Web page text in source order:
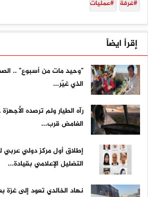
#غرفة #عمليات
إقرأ ايضاً
"وحيد مات من أسبوع" ..
الذي غيّر...
رآه الطيار ولم ترصده
الغامض قرب...
إطلاق أول مركز دولي عربي
التضليل الإعلامي بقيادة...
نهاد الخالدي تعود إلى غزة